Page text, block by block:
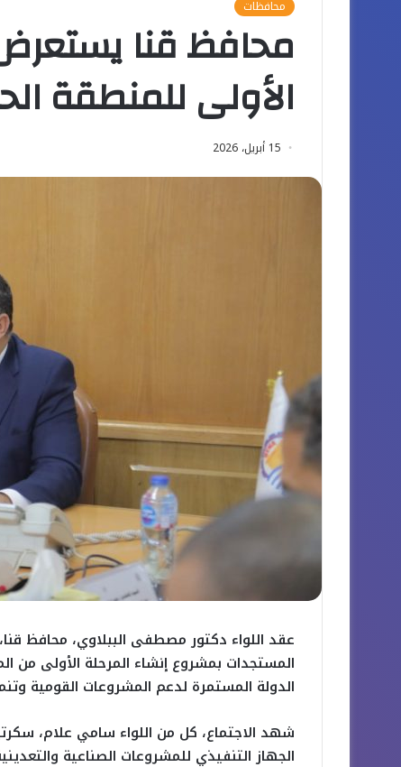
محافظات
محافظ قنا
الأولى للمنطقة
15 أبريل، 2026
عقد اللواء دكتور مصطفى الببلاوي، محافظ
المستجدات بمشروع إنشاء المرحلة الأولى من
الدولة المستمرة لدعم المشروعات القومية
شهد الاجتماع، كل من اللواء سامي علام،
الجهاز التنفيذي للمشروعات الصناعية